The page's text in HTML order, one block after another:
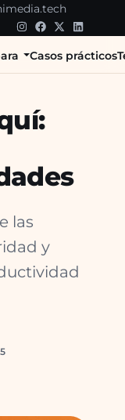
Casos prácticos
las
y